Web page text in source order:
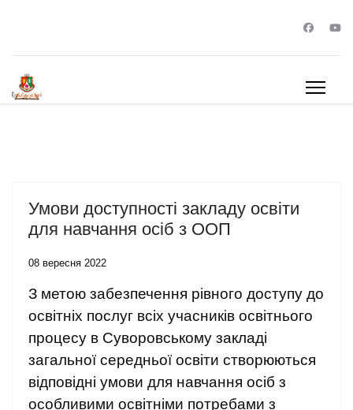
Умови доступності закладу освіти
для навчання осіб з ООП
08 вересня 2022
З метою забезпечення рівного доступу до
освітніх послуг всіх учасників освітнього
процесу в Суворовському закладі
загальної середньої освіти створюються
відповідні умови для навчання осіб з
особливими освітніми потребами з